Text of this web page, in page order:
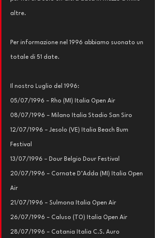
altre.
Per informazione nel 1996 abbiamo suonato un
totale di 51 date.
Il nostro Luglio del 1996:
05/07/1996 – Rho (MI) Italia Open Air
08/07/1996 – Milano Italia Stadio San Siro
12/07/1996 – Jesolo (VE) Italia Beach Bum
Festival
13/07/1996 – Dour Belgio Dour Festival
20/07/1996 – Cornate D’Adda (MI) Italia Open
Air
21/07/1996 – Sulmona Italia Open Air
26/07/1996 – Caluso (TO) Italia Open Air
28/07/1996 – Catania Italia C.S. Auro